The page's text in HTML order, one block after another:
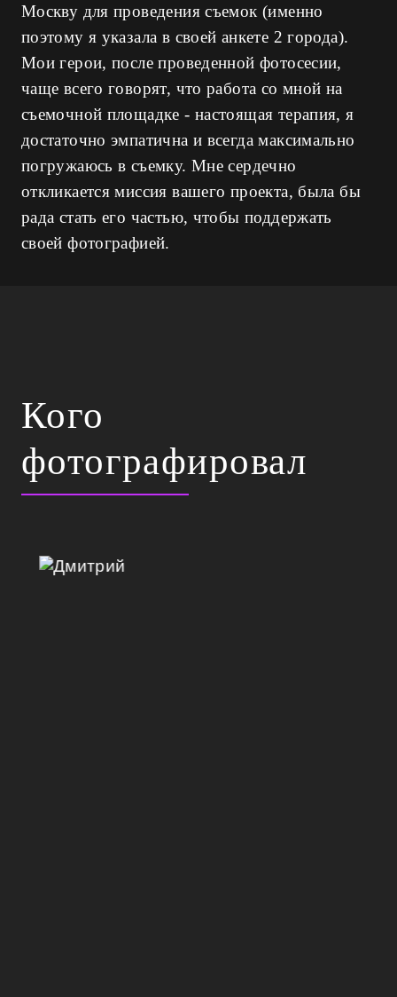
Москву для проведения съемок (именно
поэтому я указала в своей анкете 2 города).
Мои герои, после проведенной фотосесии,
чаще всего говорят, что работа со мной на
съемочной площадке - настоящая терапия, я
достаточно эмпатична и всегда максимально
погружаюсь в съемку. Мне сердечно
откликается миссия вашего проекта, была бы
рада стать его частью, чтобы поддержать
своей фотографией.
Кого
фотографировал